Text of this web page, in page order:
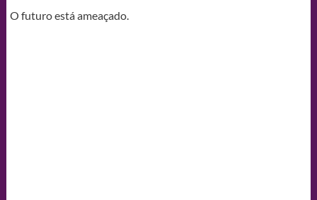
O futuro está ameaçado.